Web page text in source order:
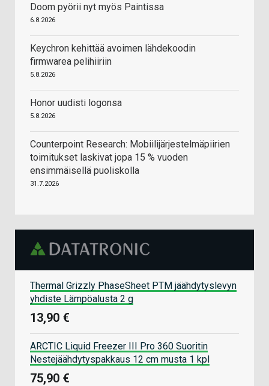
Doom pyörii nyt myös Paintissa
6.8.2026
Keychron kehittää avoimen lähdekoodin
firmwarea pelihiiriin
5.8.2026
Honor uudisti logonsa
5.8.2026
Counterpoint Research: Mobiilijärjestelmäpiirien
toimitukset laskivat jopa 15 % vuoden
ensimmäisellä puoliskolla
31.7.2026
Thermal Grizzly PhaseSheet PTM jäähdytyslevyn
yhdiste Lämpöalusta 2 g
13,90 €
ARCTIC Liquid Freezer III Pro 360 Suoritin
Nestejäähdytyspakkaus 12 cm musta 1 kpl
75,90 €